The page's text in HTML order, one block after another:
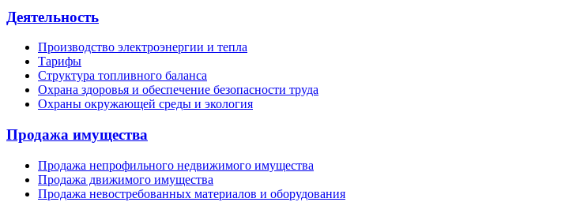
Деятельность
Производство электроэнергии и тепла
Тарифы
Структура топливного баланса
Охрана здоровья и обеспечение безопасности труда
Охраны окружающей среды и экология
Продажа имущества
Продажа непрофильного недвижимого имущества
Продажа движимого имущества
Продажа невостребованных материалов и оборудования